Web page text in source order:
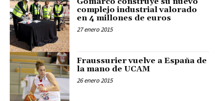
complejo industrial valorado
en 4 millones de euros
27 enero 2015
Fraussurier vuelve a España de
la mano de UCAM
26 enero 2015